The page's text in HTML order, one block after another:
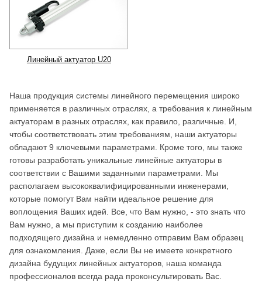
Линейный актуатор U20
Наша продукция системы линейного перемещения широко
применяется в различных отраслях, а требования к линейным
актуаторам в разных отраслях, как правило, различные. И,
чтобы соответствовать этим требованиям, наши актуаторы
обладают 9 ключевыми параметрами. Кроме того, мы также
готовы разработать уникальные линейные актуаторы в
соответствии с Вашими заданными параметрами. Мы
располагаем высококвалифицированными инженерами,
которые помогут Вам найти идеальное решение для
воплощения Ваших идей. Все, что Вам нужно, - это знать что
Вам нужно, а мы приступим к созданию наиболее
подходящего дизайна и немедленно отправим Вам образец
для ознакомления. Даже, если Вы не имеете конкретного
дизайна будущих линейных актуаторов, наша команда
профессионалов всегда рада проконсультировать Вас.